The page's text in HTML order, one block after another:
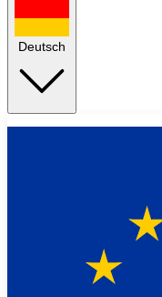
Deutsch